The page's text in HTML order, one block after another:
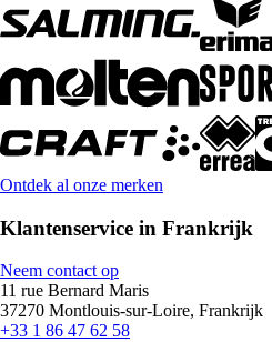
Ontdek al onze merken
Klantenservice in Frankrijk
Neem contact op
11 rue Bernard Maris
37270 Montlouis-sur-Loire, Frankrijk
+33 1 86 47 62 58